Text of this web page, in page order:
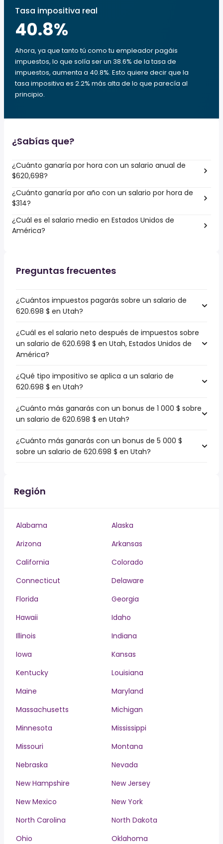
Tasa impositiva real
40.8%
Ahora, ya que tanto tú como tu empleador pagáis
impuestos, lo que solía ser un 38.6% de la tasa de
impuestos, aumenta a 40.8%. Esto quiere decir que la
tasa impositiva es 2.2% más alta de lo que parecía al
principio.
¿Sabías que?
¿Cuánto ganaría por hora con un salario anual de
$620,698?
¿Cuánto ganaría por año con un salario por hora de
$314?
¿Cuál es el salario medio en Estados Unidos de
América?
Preguntas frecuentes
¿Cuántos impuestos pagarás sobre un salario de
620.698 $ en Utah?
¿Cuál es el salario neto después de impuestos sobre
un salario de 620.698 $ en Utah, Estados Unidos de
América?
¿Qué tipo impositivo se aplica a un salario de
620.698 $ en Utah?
¿Cuánto más ganarás con un bonus de 1 000 $ sobre
un salario de 620.698 $ en Utah?
¿Cuánto más ganarás con un bonus de 5 000 $
sobre un salario de 620.698 $ en Utah?
Región
Alabama
Alaska
Arizona
Arkansas
California
Colorado
Connecticut
Delaware
Florida
Georgia
Hawaii
Idaho
Illinois
Indiana
Iowa
Kansas
Kentucky
Louisiana
Maine
Maryland
Massachusetts
Michigan
Minnesota
Mississippi
Missouri
Montana
Nebraska
Nevada
New Hampshire
New Jersey
New Mexico
New York
North Carolina
North Dakota
Ohio
Oklahoma